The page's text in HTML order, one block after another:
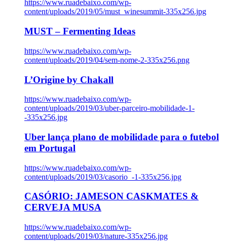
https://www.ruadebaixo.com/wp-
content/uploads/2019/05/must_winesummit-335x256.jpg
MUST – Fermenting Ideas
https://www.ruadebaixo.com/wp-
content/uploads/2019/04/sem-nome-2-335x256.png
L’Origine by Chakall
https://www.ruadebaixo.com/wp-
content/uploads/2019/03/uber-parceiro-mobilidade-1-
-335x256.jpg
Uber lança plano de mobilidade para o futebol
em Portugal
https://www.ruadebaixo.com/wp-
content/uploads/2019/03/casorio_-1-335x256.jpg
CASÓRIO: JAMESON CASKMATES &
CERVEJA MUSA
https://www.ruadebaixo.com/wp-
content/uploads/2019/03/nature-335x256.jpg